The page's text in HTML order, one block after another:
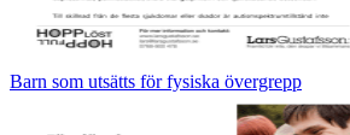
Barn som utsätts för fysiska övergrepp